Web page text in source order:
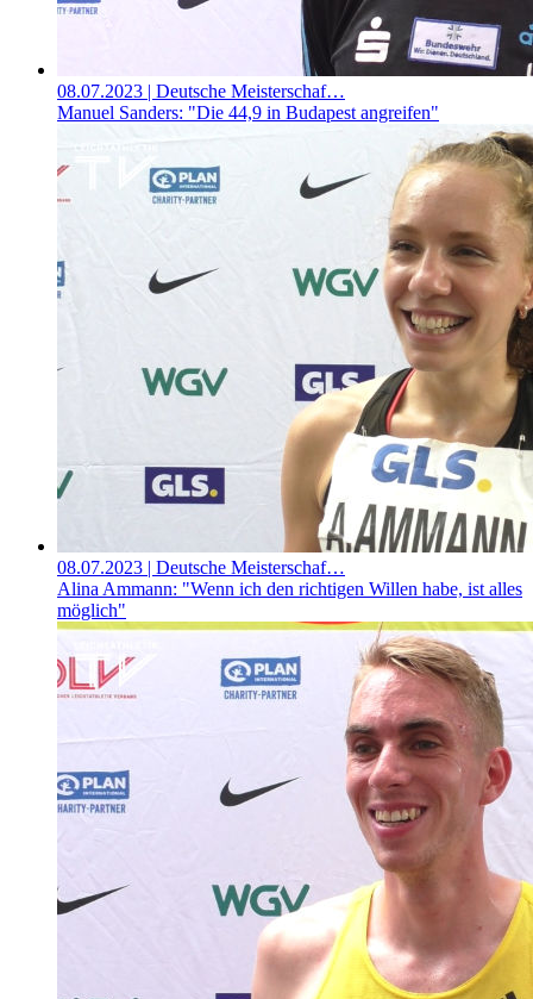
08.07.2023 | Deutsche Meisterschaf…
Manuel Sanders: "Die 44,9 in Budapest angreifen"
08.07.2023 | Deutsche Meisterschaf…
Alina Ammann: "Wenn ich den richtigen Willen habe, ist alles
möglich"